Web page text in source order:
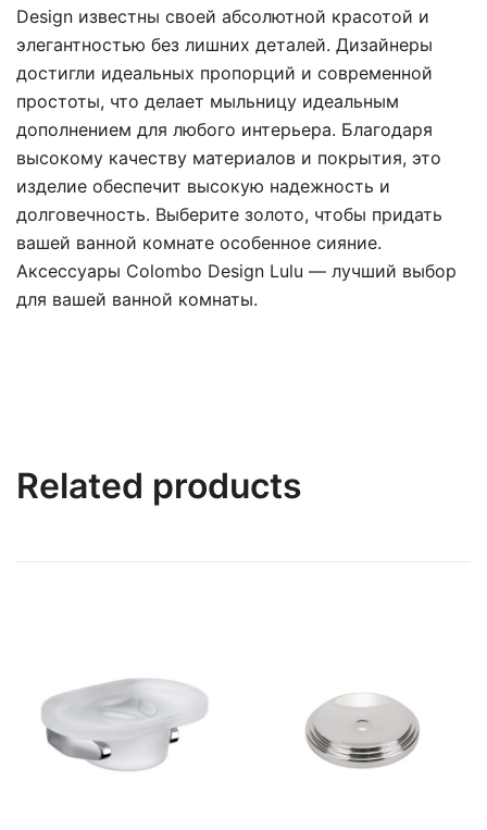
Design известны своей абсолютной красотой и
элегантностью без лишних деталей. Дизайнеры
достигли идеальных пропорций и современной
простоты, что делает мыльницу идеальным
дополнением для любого интерьера. Благодаря
высокому качеству материалов и покрытия, это
изделие обеспечит высокую надежность и
долговечность. Выберите золото, чтобы придать
вашей ванной комнате особенное сияние.
Аксессуары Colombo Design Lulu — лучший выбор
для вашей ванной комнаты.
Related products